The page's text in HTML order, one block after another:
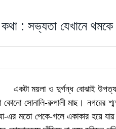
: সভ্যতা যেখানে থমকে
একটা ময়লা ও দুর্গন্ধ বোঝাই
সোনালি-রুপালী মাছ। নগরের
এর মতো পেকে-গলে একাকার হয়ে